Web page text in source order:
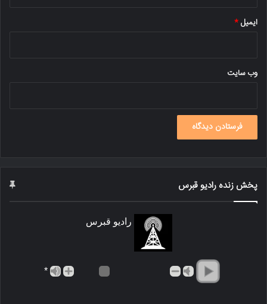
ایمیل*
وب‌ سایت
پخش زنده رادیو قبرس
رادیو قبرس
*